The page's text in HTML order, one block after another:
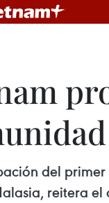
del primer
reitera